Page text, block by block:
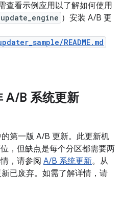
查看示例应用以了解如何使用
update_engine ）安装 A/B 更
README.md
A/B 系统更新
第一版 A/B 更新。此更新机
，但缺点是每个分区都需要两
，请参阅 A/B 系统更新。从
已废弃。如需了解详情，请